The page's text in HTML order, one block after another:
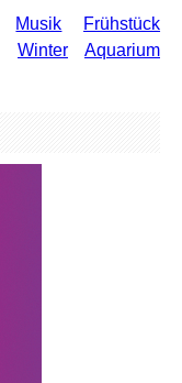
Musik
Frühstück
Winter
Aquarium